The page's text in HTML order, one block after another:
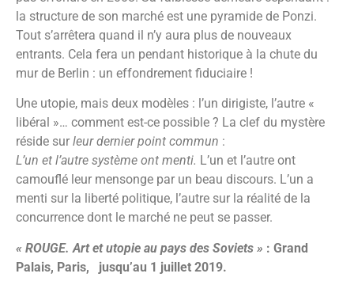
la structure de son marché est une pyramide de Ponzi.
Tout s’arrêtera quand il n’y aura plus de nouveaux
entrants. Cela fera un pendant historique à la chute du
mur de Berlin : un effondrement fiduciaire !
Une utopie, mais deux modèles : l’un dirigiste, l’autre «
libéral »… comment est-ce possible ? La clef du mystère
réside sur leur dernier point commun :
L’un et l’autre système ont menti. L’un et l’autre ont
camouflé leur mensonge par un beau discours. L’un a
menti sur la liberté politique, l’autre sur la réalité de la
concurrence dont le marché ne peut se passer.
« ROUGE. Art et utopie au pays des Soviets » : Grand
Palais, Paris, jusqu’au 1 juillet 2019.